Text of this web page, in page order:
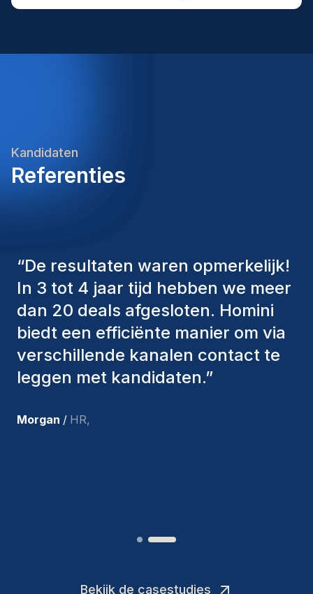
Kandidaten
Referenties
“De consultants van Homini
hebben altijd verschillende
factoren in overweging genomen
om ons de juiste kandidaten aan te
bieden. De mensen die we hebben
aangenomen, zijn nog steeds bij
tevreden met de recente
Bekijk de casestudies